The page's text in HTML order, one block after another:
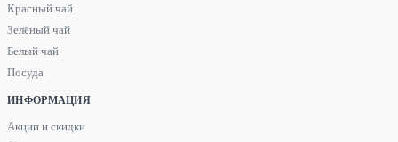
Красный чай
Зелёный чай
Белый чай
Посуда
ИНФОРМАЦИЯ
Акции и скидки